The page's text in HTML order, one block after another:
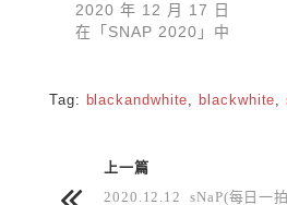
2020 年 12 月 17 日
在「SNAP 2020」中
Tag: blackandwhite, blackwhite,
上一篇
2020.12.12 sNaP(每日一